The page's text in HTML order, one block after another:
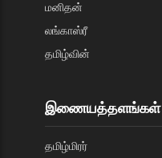
மனிதன்
லங்காஸ்ரீ
தமிழ்வின்
இணையத்தளங்கள்
தமிழ்மிரர்